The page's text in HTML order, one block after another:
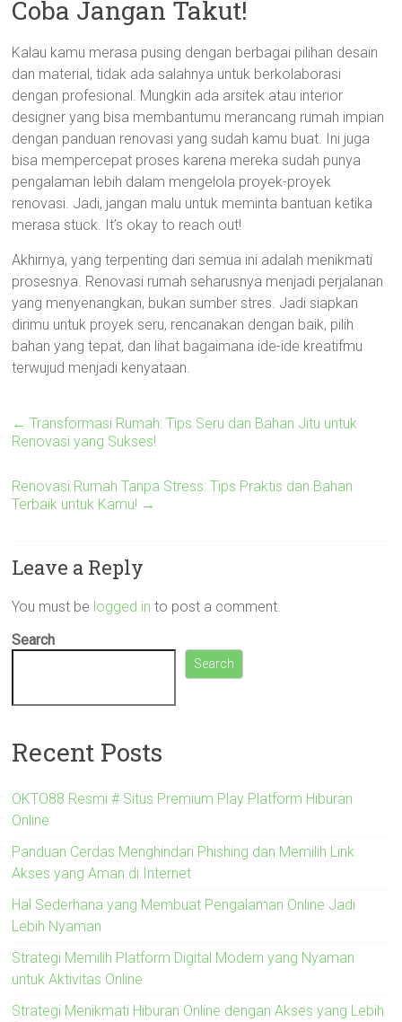
Coba Jangan Takut!
Kalau kamu merasa pusing dengan berbagai pilihan desain
dan material, tidak ada salahnya untuk berkolaborasi
dengan profesional. Mungkin ada arsitek atau interior
designer yang bisa membantumu merancang rumah impian
dengan panduan renovasi yang sudah kamu buat. Ini juga
bisa mempercepat proses karena mereka sudah punya
pengalaman lebih dalam mengelola proyek-proyek
renovasi. Jadi, jangan malu untuk meminta bantuan ketika
merasa stuck. It’s okay to reach out!
Akhirnya, yang terpenting dari semua ini adalah menikmati
prosesnya. Renovasi rumah seharusnya menjadi perjalanan
yang menyenangkan, bukan sumber stres. Jadi siapkan
dirimu untuk proyek seru, rencanakan dengan baik, pilih
bahan yang tepat, dan lihat bagaimana ide-ide kreatifmu
terwujud menjadi kenyataan.
← Transformasi Rumah: Tips Seru dan Bahan Jitu untuk
Renovasi yang Sukses!
Renovasi Rumah Tanpa Stress: Tips Praktis dan Bahan
Terbaik untuk Kamu! →
Leave a Reply
You must be logged in to post a comment.
Search
Search
Recent Posts
OKTO88 Resmi # Situs Premium Play Platform Hiburan
Online
Panduan Cerdas Menghindari Phishing dan Memilih Link
Akses yang Aman di Internet
Hal Sederhana yang Membuat Pengalaman Online Jadi
Lebih Nyaman
Strategi Memilih Platform Digital Modern yang Nyaman
untuk Aktivitas Online
Strategi Menikmati Hiburan Online dengan Akses yang Lebih